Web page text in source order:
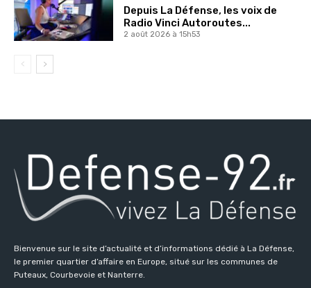
Depuis La Défense, les voix de
Radio Vinci Autoroutes...
2 août 2026 à 15h53
Bienvenue sur le site d’actualité et d’informations dédié à La Défense,
le premier quartier d’affaire en Europe, situé sur les communes de
Puteaux, Courbevoie et Nanterre.